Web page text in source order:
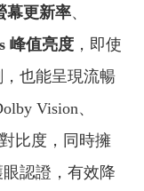
幕更新率、
峰值亮度 ，即使
也能呈現流暢
Vision、
比度，同時擁
認證，有效降